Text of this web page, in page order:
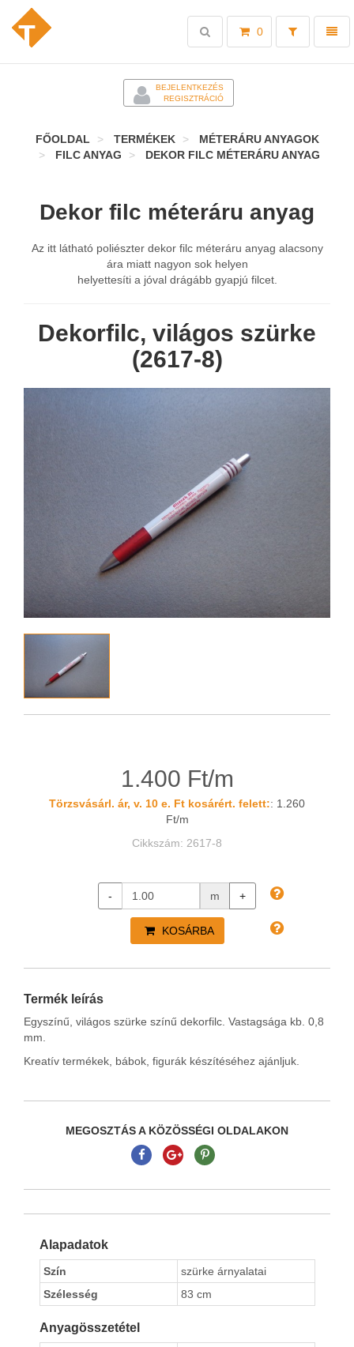
Toggle
0
Toggle
search
BEJELENTKEZÉS
REGISZTRÁCIÓ
FŐOLDAL TERMÉKEK
MÉTERÁRU ANYAGOK
FILC ANYAG
DEKOR FILC MÉTERÁRU ANYAG
Dekor filc méteráru anyag
Az itt látható poliészter dekor filc méteráru anyag alacsony
ára miatt nagyon sok helyen
helyettesíti a jóval drágább gyapjú filcet.
Dekorfilc, világos szürke
(2617-8)
1.400 Ft/m
Törzsvásárl. ár, v. 10 e. Ft kosárért. felett:: 1.260
Ft/m
Cikkszám: 2617-8
- m +
KOSÁRBA
Termék leírás
Egyszínű, világos szürke színű dekorfilc. Vastagsága kb. 0,8
mm.
Kreatív termékek, bábok, figurák készítéséhez ajánljuk.
MEGOSZTÁS A KÖZÖSSÉGI OLDALAKON
Alapadatok
Szín
szürke árnyalatai
Szélesség
83 cm
Anyagösszetétel